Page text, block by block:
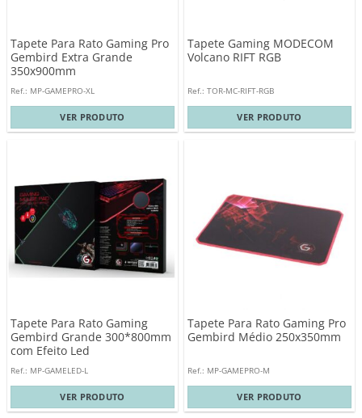
Tapete Para Rato Gaming Pro
Gembird Extra Grande
350x900mm
Ref.: MP-GAMEPRO-XL
VER PRODUTO
Tapete Gaming MODECOM
Volcano RIFT RGB
Ref.: TOR-MC-RIFT-RGB
VER PRODUTO
Tapete Para Rato Gaming
Gembird Grande 300*800mm
com Efeito Led
Ref.: MP-GAMELED-L
VER PRODUTO
Tapete Para Rato Gaming Pro
Gembird Médio 250x350mm
Ref.: MP-GAMEPRO-M
VER PRODUTO